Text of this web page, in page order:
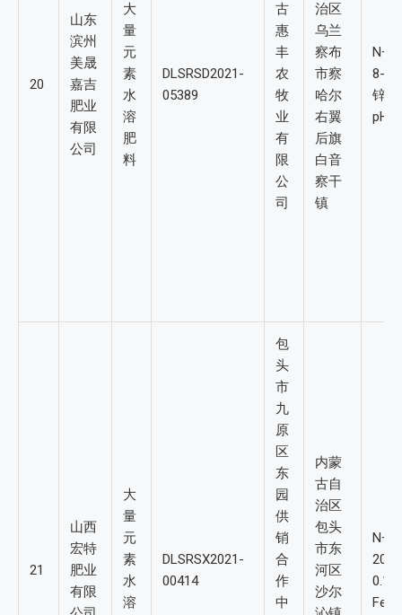
20
山东
滨州
美晟
嘉吉
肥业
有限
公司
大
量
元
素
水
溶
肥
料
DLSRSD2021-
05389
古
惠
丰
农
牧
业
有
限
公
司
治区
乌兰
察布
市察
哈尔
右翼
后旗
白音
察干
镇
8-5-
锌：
pH
21
山西
宏特
肥业
有限
大
量
元
素
水
溶
DLSRSX2021-
00414
包
头
市
九
原
区
东
园
供
销
合
作
中
内蒙
古自
治区
包头
市东
河区
沙尔
20-
Fe